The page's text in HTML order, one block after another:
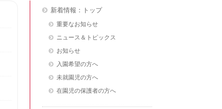
新着情報：トップ
重要なお知らせ
ニュース＆トピックス
お知らせ
入園希望の方へ
未就園児の方へ
在園児の保護者の方へ